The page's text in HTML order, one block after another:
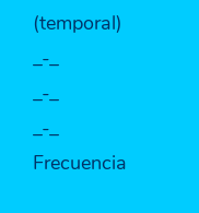
(temporal)
_-_
_-_
_-_
Frecuencia